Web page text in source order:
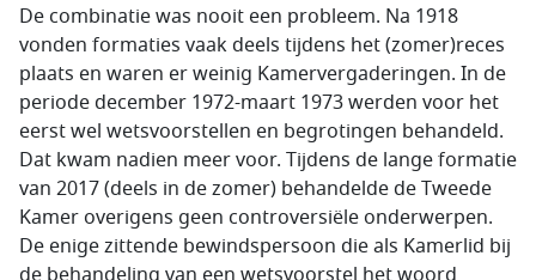
De combinatie was nooit een probleem. Na 1918
vonden formaties vaak deels tijdens het (zomer)reces
plaats en waren er weinig Kamervergaderingen. In de
periode december 1972-maart 1973 werden voor het
eerst wel wetsvoorstellen en begrotingen behandeld.
Dat kwam nadien meer voor. Tijdens de lange formatie
van 2017 (deels in de zomer) behandelde de Tweede
Kamer overigens geen contro­versiële onderwerpen.
De enige zittende bewindspersoon die als Kamerlid bij